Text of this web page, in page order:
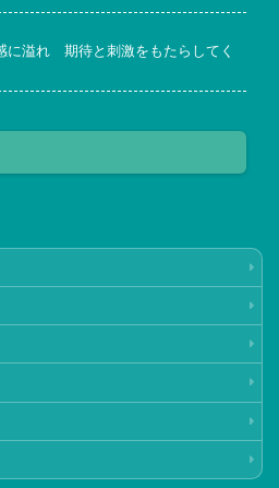
に溢れ 期待と刺激をもたらしてく